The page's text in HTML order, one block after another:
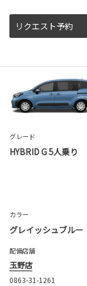
リクエスト予約
グレード
HYBRID G 5人乗り
カラー
グレイッシュブルー
配備店舗
玉野店
0863-31-1261